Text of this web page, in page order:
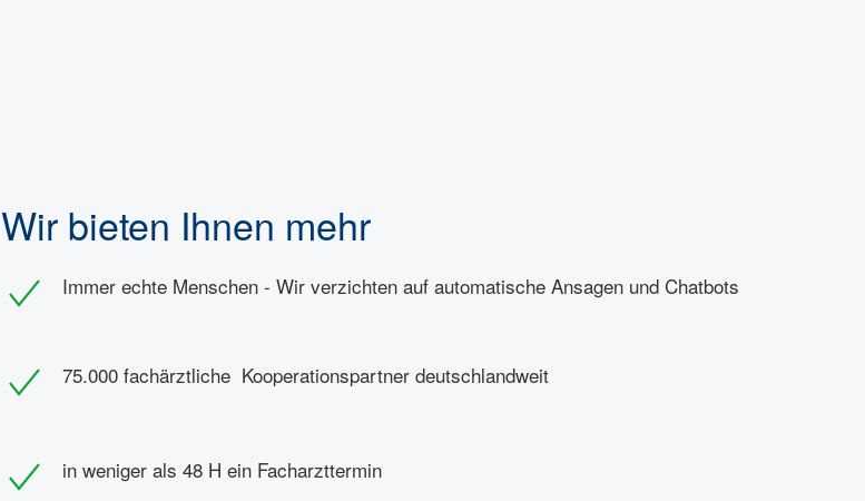
Wir bieten Ihnen mehr
Immer echte Menschen - Wir verzichten auf automatische Ansagen und Chatbots
75.000 fachärztliche Kooperationspartner deutschlandweit
in weniger als 48 H ein Facharzttermin